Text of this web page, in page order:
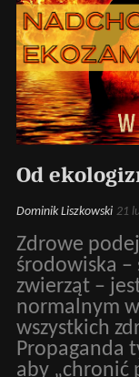
Od
Dominik Liszkowski 21
Zdrowe
środowiska –
zwierząt –
normalnym
wszystkich
Propaganda
aby „chronić